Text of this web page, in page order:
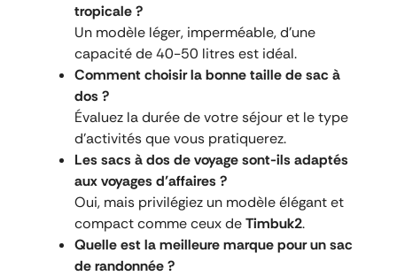
tropicale ?
Un modèle léger, imperméable, d’une
capacité de 40-50 litres est idéal.
Comment choisir la bonne taille de sac à
dos ?
Évaluez la durée de votre séjour et le type
d’activités que vous pratiquerez.
Les sacs à dos de voyage sont-ils adaptés
aux voyages d’affaires ?
Oui, mais privilégiez un modèle élégant et
compact comme ceux deTimbuk2.
Quelle est la meilleure marque pour un sac
de randonnée ?